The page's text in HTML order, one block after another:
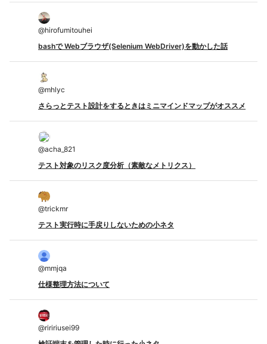
@hirofumitouhei
bashで Webブラウザ(Selenium WebDriver)を動かした話
@mhlyc
さらっとテスト設計をするときはミニマインドマップがオススメ
@acha_821
テスト対象のリスク度分析（素敵なメトリクス）
@trickmr
テスト実行時に手戻りしないための小ネタ
@mmjqa
仕様整理方法について
@riririusei99